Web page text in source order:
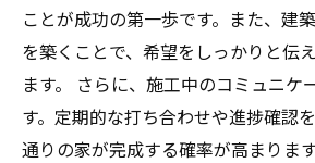
ことが成功の第一歩です。また、建
を築くことで、希望をしっかりと伝
ます。 さらに、施工中のコミュニケ
す。定期的な打ち合わせや進捗確認
通りの家が完成する確率が高まりま